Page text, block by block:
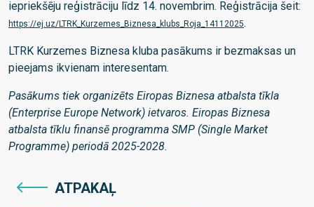
iepriekšēju reģistrāciju līdz 14. novembrim. Reģistrācija šeit:
https://ej.uz/LTRK_Kurzemes_Biznesa_klubs_Roja_14112025.
LTRK Kurzemes Biznesa kluba pasākums ir bezmaksas un
pieejams ikvienam interesentam.
Pasākums tiek organizēts Eiropas Biznesa atbalsta tīkla
(Enterprise Europe Network) ietvaros. Eiropas Biznesa
atbalsta tīklu finansē programma SMP (Single Market
Programme) periodā 2025-2028.
ATPAKAĻ